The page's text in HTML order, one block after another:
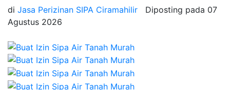
di Jasa Perizinan SIPA Ciramahilir Diposting pada 07
Agustus 2026